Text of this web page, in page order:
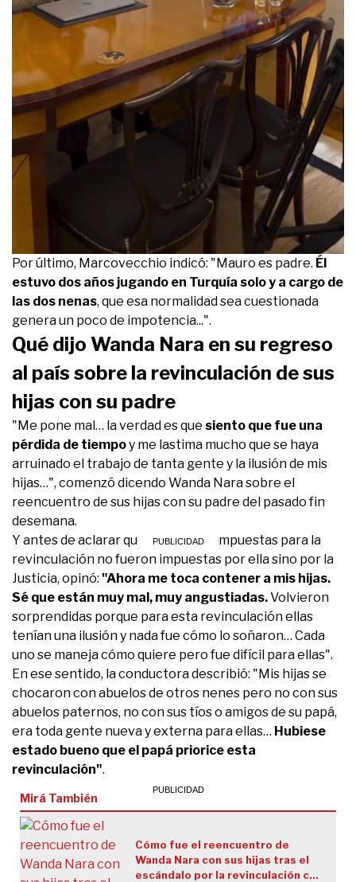
0
seconds
of
22
seconds
Por último, Marcovecchio indicó: "Mauro es padre. Él
estuvo dos años jugando en Turquía solo y a cargo de
las dos nenas, que esa normalidad sea cuestionada
genera un poco de impotencia...".
Qué dijo Wanda Nara en su regreso
al país sobre la revinculación de sus
hijas con su padre
"Me pone mal… la verdad es que siento que fue una
pérdida de tiempoy me lastima mucho que se haya
arruinado el trabajo de tanta gente y la ilusión de mis
hijas…", comenzó dicendo Wanda Nara sobre el
reencuentro de sus hijas con su padre del pasado fin
desemana.
Y antes de aclarar que las normas impuestas para la
revinculación no fueron impuestas por ella sino por la
Justicia, opinó: "Ahora me toca contener a mis hijas.
Sé que están muy mal, muy angustiadas.Volvieron
sorprendidas porque para esta revinculación ellas
tenían una ilusión y nada fue cómo lo soñaron… Cada
uno se maneja cómo quiere pero fue difícil para ellas".
En ese sentido, la conductora describió: "Mis hijas se
chocaron con abuelos de otros nenes pero no con sus
abuelos paternos, no con sus tíos o amigos de su papá,
era toda gente nueva y externa para ellas… Hubiese
estado bueno que el papá priorice esta
revinculación".
Mirá También
Cómo fue el reencuentro de
Wanda Nara con sus hijas tras el
escándalo por la revinculación con